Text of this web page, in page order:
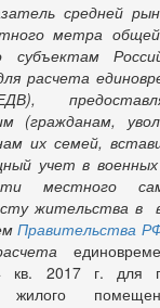
средней
метра
расчета
(гражданам,
их семей,
учет в
местного
жительства в
Правительства
2017 г. для
жилого